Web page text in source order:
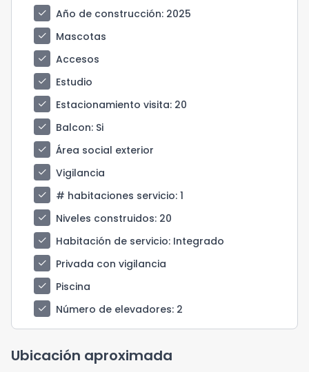
check
Año de construcción: 2025
check
Mascotas
check
Accesos
check
Estudio
check
Estacionamiento visita: 20
check
Balcon: Si
check
Área social exterior
check
Vigilancia
check
# habitaciones servicio: 1
check
Niveles construidos: 20
check
Habitación de servicio: Integrado
check
Privada con vigilancia
check
Piscina
check
Número de elevadores: 2
Ubicación aproximada